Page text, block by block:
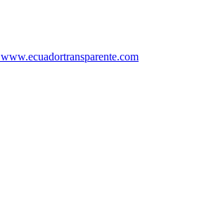
www.ecuadortransparente.com